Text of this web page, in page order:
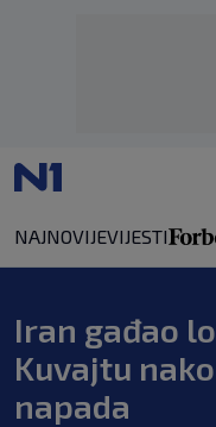
NAJNOVIJEVIJESTI
Iran gađao
Kuvajtu
napada